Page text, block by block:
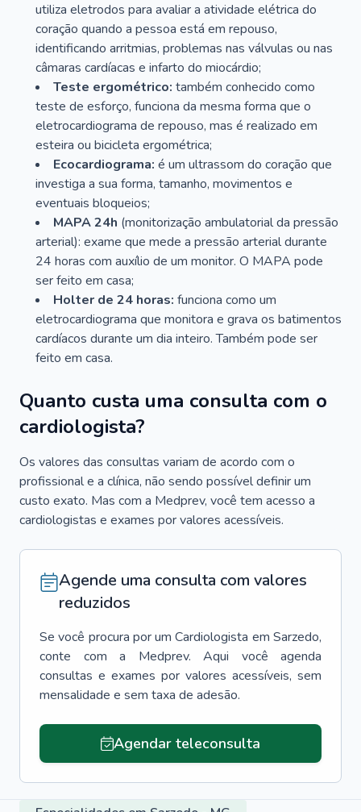
utiliza eletrodos para avaliar a atividade elétrica do
coração quando a pessoa está em repouso,
identificando arritmias, problemas nas válvulas ou nas
câmaras cardíacas e infarto do miocárdio;
Teste ergométrico: também conhecido como
teste de esforço, funciona da mesma forma que o
eletrocardiograma de repouso, mas é realizado em
esteira ou bicicleta ergométrica;
Ecocardiograma: é um ultrassom do coração que
investiga a sua forma, tamanho, movimentos e
eventuais bloqueios;
MAPA 24h (monitorização ambulatorial da pressão
arterial): exame que mede a pressão arterial durante
24 horas com auxílio de um monitor. O MAPA pode
ser feito em casa;
Holter de 24 horas: funciona como um
eletrocardiograma que monitora e grava os batimentos
cardíacos durante um dia inteiro. Também pode ser
feito em casa.
Quanto custa uma consulta com o
cardiologista?
Os valores das consultas variam de acordo com o
profissional e a clínica, não sendo possível definir um
custo exato. Mas com a Medprev, você tem acesso a
cardiologistas e exames por valores acessíveis.
Agende uma consulta com valores
reduzidos
Se você procura por um Cardiologista em Sarzedo,
conte com a Medprev. Aqui você agenda
consultas e exames por valores acessíveis, sem
mensalidade e sem taxa de adesão.
Agendar teleconsulta